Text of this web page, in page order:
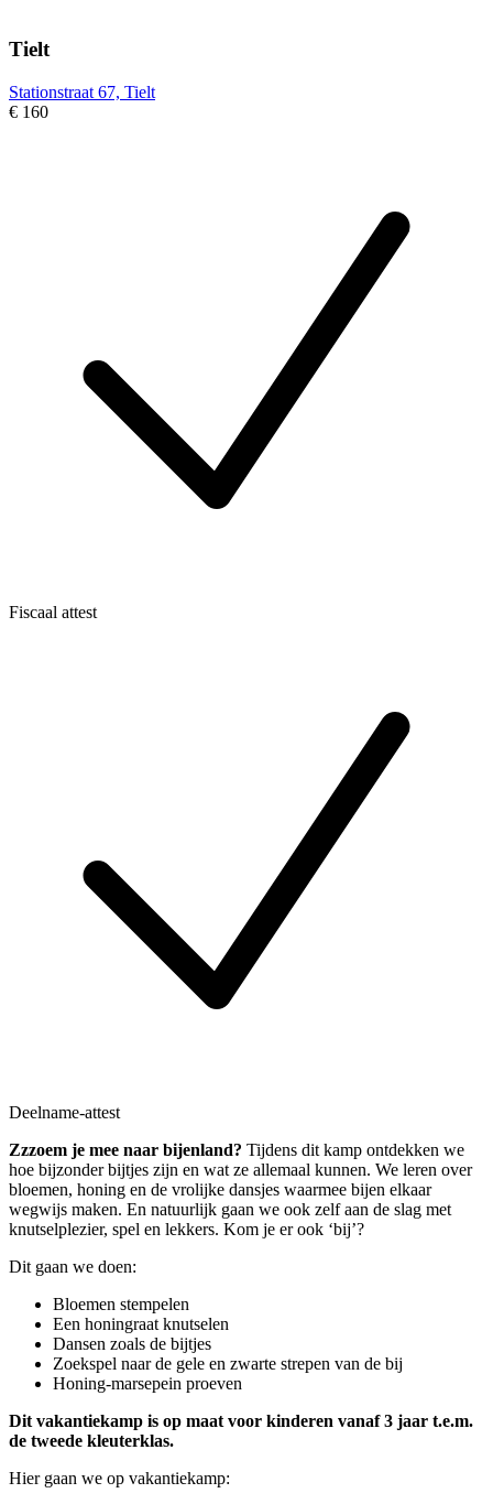
Tielt
Stationstraat 67, Tielt
€ 160
Fiscaal attest
Deelname-attest
Zzzoem je mee naar bijenland? Tijdens dit kamp ontdekken we
hoe bijzonder bijtjes zijn en wat ze allemaal kunnen. We leren over
bloemen, honing en de vrolijke dansjes waarmee bijen elkaar
wegwijs maken. En natuurlijk gaan we ook zelf aan de slag met
knutselplezier, spel en lekkers. Kom je er ook ‘bij’?
Dit gaan we doen:
Bloemen stempelen
Een honingraat knutselen
Dansen zoals de bijtjes
Zoekspel naar de gele en zwarte strepen van de bij
Honing-marsepein proeven
Dit vakantiekamp is op maat voor kinderen vanaf 3 jaar t.e.m.
de tweede kleuterklas.
Hier gaan we op vakantiekamp: